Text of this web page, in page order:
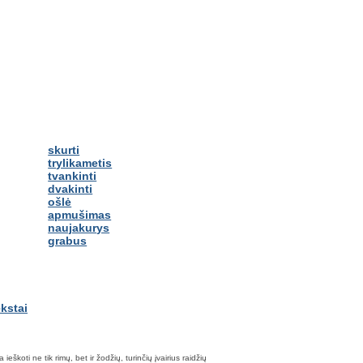
skurti
trylikametis
tvankinti
dvakinti
ošlė
apmušimas
naujakurys
grabus
ne tik rimų, bet ir žodžių, turinčių įvairius raidžių